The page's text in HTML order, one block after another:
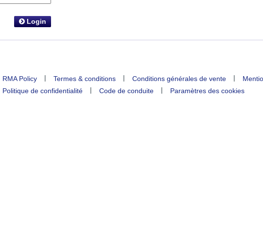
Login
RMA Policy | Termes & conditions | Conditions générales de vente |
Politique de confidentialité
| Code de conduite | Paramètres des cookies